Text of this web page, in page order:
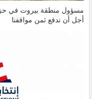
مسؤول منطقة بيروت في
أجل أن ندفع ثمن مواقفنا